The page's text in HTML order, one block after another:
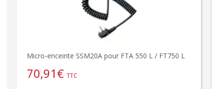
Micro-enceinte SSM20A pour FTA 550 L / FT750 L
70,91€ TTC